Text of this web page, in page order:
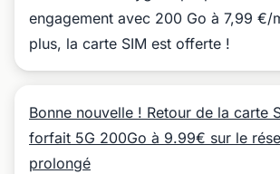
engagement avec 200 Go à 7,99 €/
plus, la carte SIM est offerte !
Bonne nouvelle ! Retour de la carte
forfait 5G 200Go à 9.99€ sur le
prolongé